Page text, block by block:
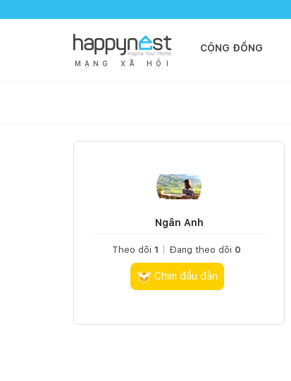
M Ạ N G X Ã H Ộ I
CỘNG ĐỒNG
Ngân Anh
Theo dõi 1 Đang theo dõi 0
Chim đầu đàn